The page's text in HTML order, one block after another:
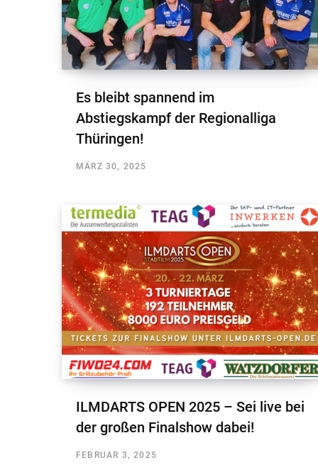
Es bleibt spannend im
Abstiegskampf der Regionalliga
Thüringen!
MÄRZ 30, 2025
ILMDARTS OPEN 2025 – Sei live bei
der großen Finalshow dabei!
FEBRUAR 3, 2025